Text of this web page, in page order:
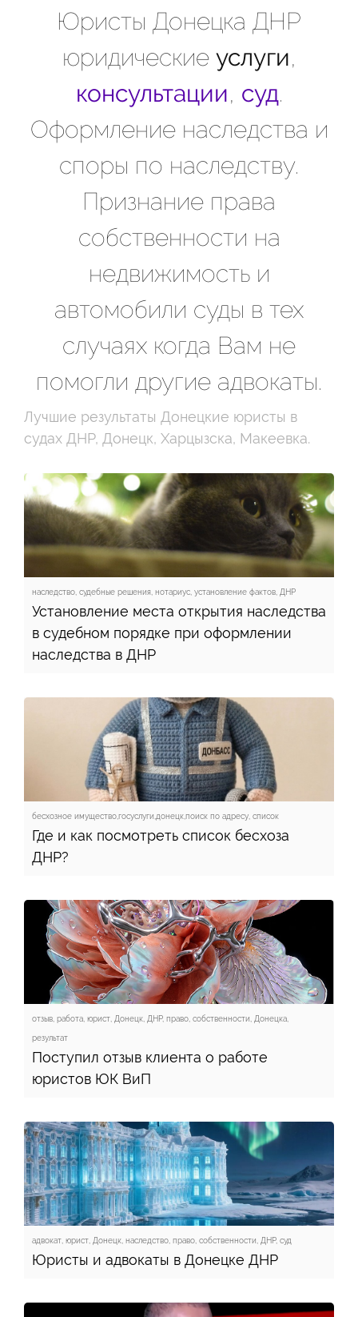
Юристы Донецка ДНР
юридические услуги,
консультации, суд.
Оформление наследства и
споры по наследству.
Признание права
собственности на
недвижимость и
автомобили суды в тех
случаях когда Вам не
помогли другие адвокаты.
Лучшие результаты Донецкие юристы в
судах ДНР, Донецк, Харцызска, Макеевка.
наследство, судебные решения, нотариус, установление фактов, ДНР
Установление места открытия наследства
в судебном порядке при оформлении
наследства в ДНР
бесхозное имущество,госуслуги,донецк,поиск по адресу, список
Где и как посмотреть список бесхоза
ДНР?
отзыв, работа, юрист, Донецк, ДНР, право, собственности, Донецка,
результат
Поступил отзыв клиента о работе
юристов ЮК ВиП
адвокат, юрист, Донецк, наследство, право, собственности, ДНР, суд
Юристы и адвокаты в Донецке ДНР